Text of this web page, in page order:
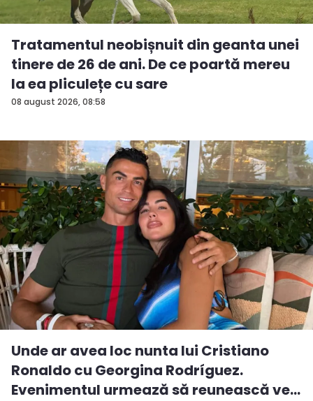
08 august 2026, 08:58
Tratamentul neobișnuit din geanta unei
tinere de 26 de ani. De ce poartă mereu
la ea pliculețe cu sare
Unde ar avea loc nunta lui Cristiano
Ronaldo cu Georgina Rodríguez.
Evenimentul urmează să reunească ve...